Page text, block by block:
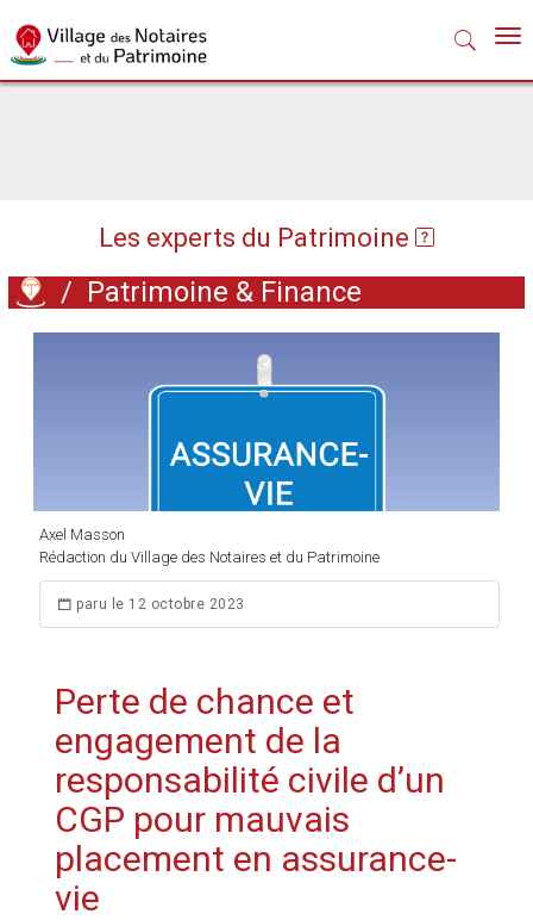
Les experts du Patrimoine
/ Patrimoine & Finance
Axel Masson
Rédaction du Village des Notaires et du Patrimoine
paru le 12 octobre 2023
Perte de chance et
engagement de la
responsabilité civile d’un
CGP pour mauvais
placement en assurance-
vie